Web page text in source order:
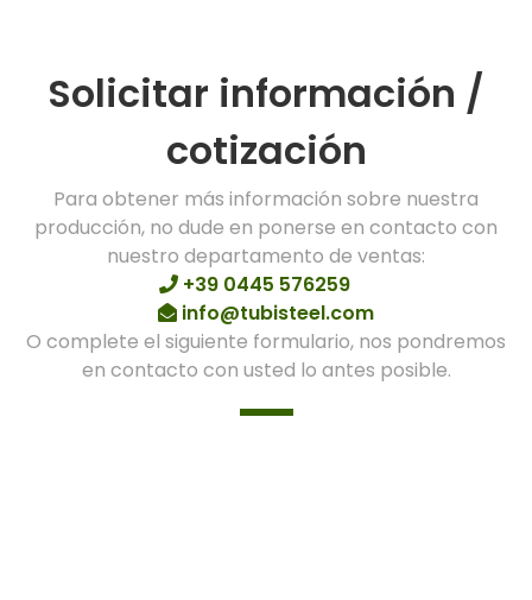
Solicitar información /
cotización
Para obtener más información sobre nuestra
producción, no dude en ponerse en contacto con
nuestro departamento de ventas:
+39 0445 576259
info@tubisteel.com
O complete el siguiente formulario, nos pondremos
en contacto con usted lo antes posible.